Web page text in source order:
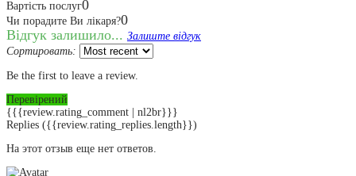
Вартість послуг0
Чи порадите Ви лікаря?0
Відгук залишило... Залиште відгук
Сортировать:
Be the first to leave a review.
Перевірений
{{{review.rating_comment | nl2br}}}
Replies ({{review.rating_replies.length}})
На этот отзыв еще нет ответов.